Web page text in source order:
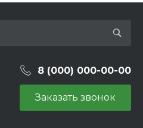
8 (000) 000-00-00
Заказать звонок